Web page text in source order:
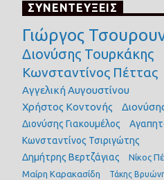
ΣΥΝΕΝΤΕΥΞΕΙΣ
Γιώργος
Διονύσης Τουρκάκης
Κωνσταντίνος Πέττας
Αγγελική Αυγουστίνου
Χρήστος Κοντονής
Διονύσης Γιακουμέλος
Κωνσταντίνος Τσιριγώτης
Δημήτρης Βερτζάγιας
Νίκος
Μαίρη Καρακασίδη
Τάκης